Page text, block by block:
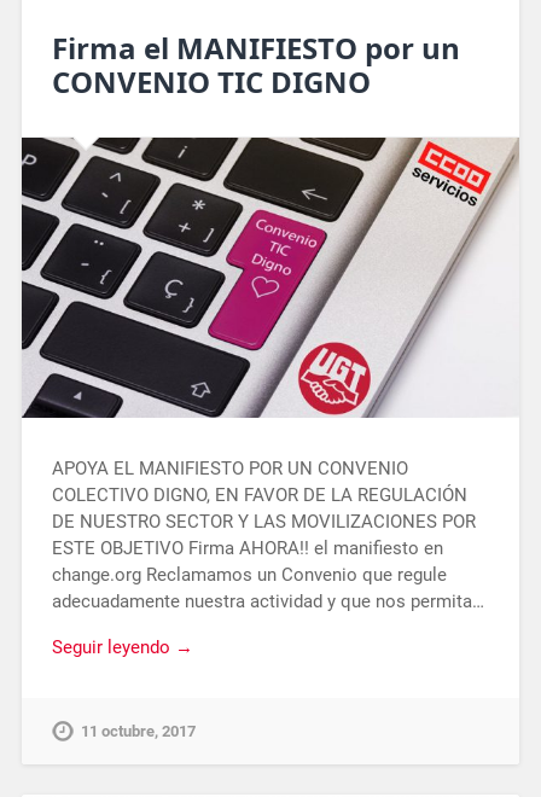
Firma el MANIFIESTO por un
CONVENIO TIC DIGNO
APOYA EL MANIFIESTO POR UN CONVENIO
COLECTIVO DIGNO, EN FAVOR DE LA REGULACIÓN
DE NUESTRO SECTOR Y LAS MOVILIZACIONES POR
ESTE OBJETIVO Firma AHORA!! el manifiesto en
change.org Reclamamos un Convenio que regule
adecuadamente nuestra actividad y que nos permita…
Seguir leyendo →
11 octubre, 2017